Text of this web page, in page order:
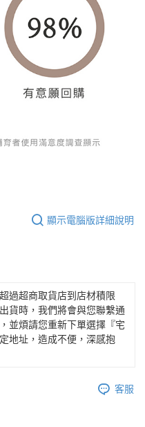
顯示電腦版詳細說明
過超商取貨店到店材積限
貨時，我們將會與您聯繫通
並煩請您重新下單選擇『宅
地址，造成不便，深感抱
客服